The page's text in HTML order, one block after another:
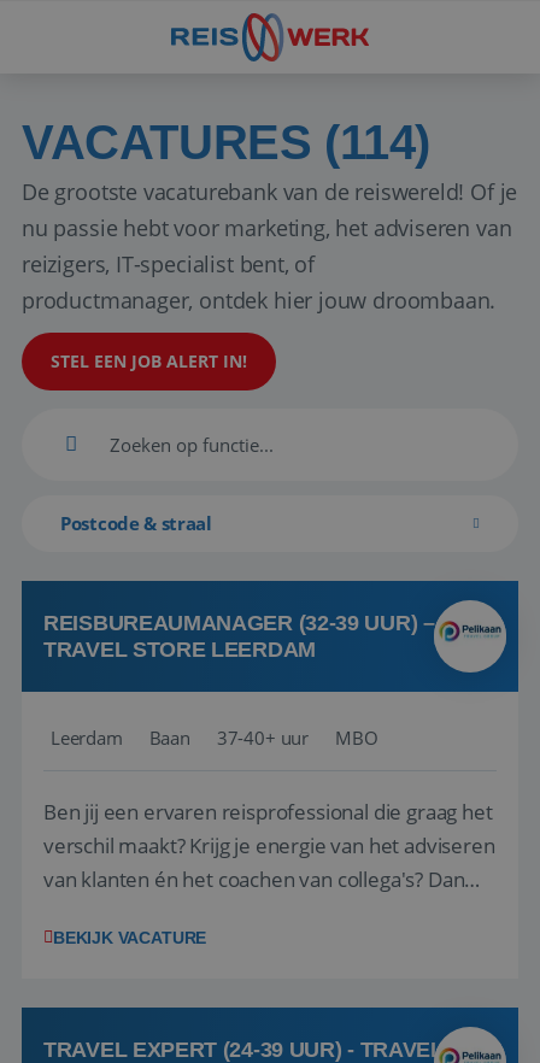
VACATURES (114)
De grootste vacaturebank van de reiswereld! Of je
nu passie hebt voor marketing, het adviseren van
reizigers, IT-specialist bent, of
productmanager, ontdek hier jouw droombaan.
STEL EEN JOB ALERT IN!
Postcode & straal
REISBUREAUMANAGER (32-39 UUR) –
TRAVEL STORE LEERDAM
Leerdam Baan 37-40+ uur MBO
Ben jij een ervaren reisprofessional die graag het
verschil maakt? Krijg je energie van het adviseren
van klanten én het coachen van collega's? Dan
(onderdeel van Pelikaan Travel Group) zoeken
team het reisbureau verder...
BEKIJK VACATURE
TRAVEL EXPERT (24-39 UUR) - TRAVEL